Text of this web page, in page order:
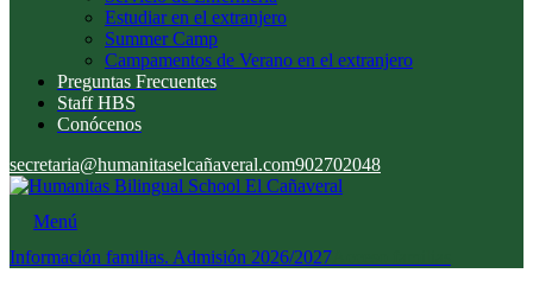
Estudiar en el extranjero
Summer Camp
Campamentos de Verano en el extranjero
Preguntas Frecuentes
Staff HBS
Conócenos
secretaria@humanitaselcañaveral.com902702048
Menú
Información familias. Admisión 2026/2027